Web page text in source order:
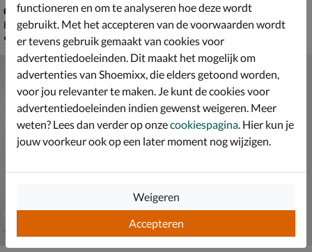
Converse Chuck Taylor All Stars Lift
Hoge sneakers - bruin
€ 99,99
99 ,99
Hoge sneakers - bruin
€ 79,99
79,99
functioneren en om te analyseren hoe deze wordt
gebruikt. Met het accepteren van de voorwaarden wordt
er tevens gebruik gemaakt van cookies voor
advertentiedoeleinden. Dit maakt het mogelijk om
advertenties van Shoemixx, die elders getoond worden,
voor jou relevanter te maken. Je kunt de cookies voor
advertentiedoeleinden indien gewenst weigeren. Meer
weten? Lees dan verder op onzecookiespagina. Hier kun je
jouw voorkeur ook op een later moment nog wijzigen.
Accepteren
Weigeren